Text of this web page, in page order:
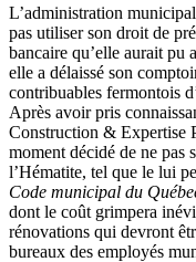
L’administration
pas utiliser son droit de
bancaire qu’elle aurait pu
elle a délaissé son
contribuables fermontois
Après avoir pris
Construction & Expertise
moment décidé de ne pas
l’Hématite, tel que le lui
Code municipal du
dont le coût grimpera
rénovations qui devront
bureaux des employés